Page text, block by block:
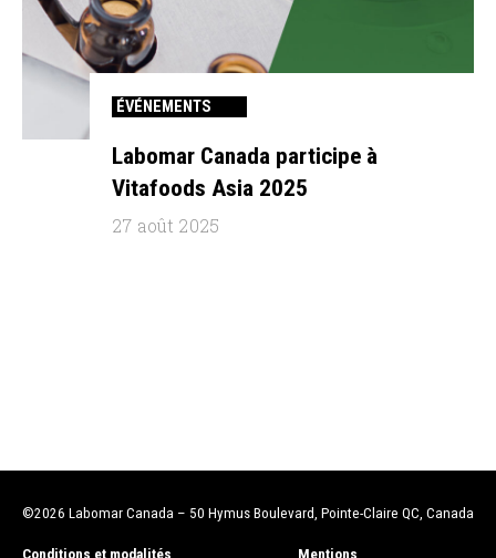
ÉVÉNEMENTS
Labomar Canada participe à
Vitafoods Asia 2025
27 août 2025
©2026 Labomar Canada – 50 Hymus Boulevard, Pointe-Claire QC, Canada
Conditions et modalités Mentions